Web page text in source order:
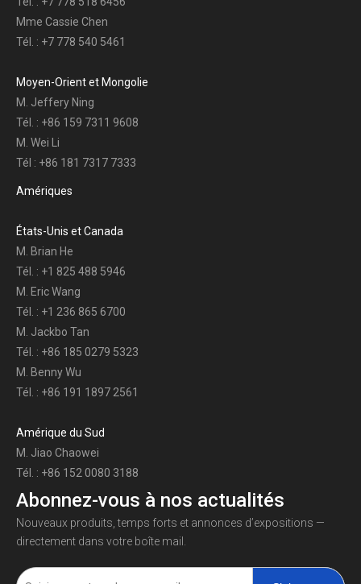
Mme Cassie Chen
Tél. : +7 778 540 5461
Moyen-Orient et Mongolie
M. Jeffery Ning
Tél. : +86 159 7311 9608
M. Wei Li
Tél : +86 181 7317 7333
Amériques
États-Unis et Canada
M. Brian He
Tél. : +1 825 488 5946
M. Eric Wang
Tél. : +1 236 865 6700
M. Jackbo Tan
Tél. : +86 185 0279 5323
M. Benny Wu
Tél. : +86 191 1897 2561
Amérique du Sud
M. Jiao Chaowei
Tél. : +86 152 0080 3188
Abonnez-vous à nos actualités
Nouveaux produits, temps forts et annonces d’expositions —
directement dans votre boîte mail.